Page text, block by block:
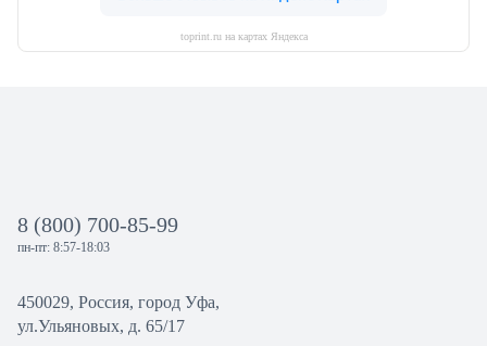
toprint.ru на картах Яндекса
8 (800) 700-85-99
пн-пт: 8:57-18:03
450029, Россия, город Уфа,
ул.Ульяновых, д. 65/17